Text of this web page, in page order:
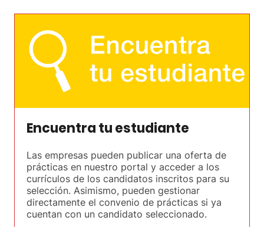
Encuentra tu estudiante
Las empresas pueden publicar una oferta de
prácticas en nuestro portal y acceder a los
currículos de los candidatos inscritos para su
selección. Asimismo, pueden gestionar
directamente el convenio de prácticas si ya
cuentan con un candidato seleccionado.